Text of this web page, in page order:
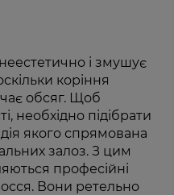
і змушує
коріння
обсяг. Щоб
необхідно підібрати
якого спрямована
залоз. З цим
професійні
Вони ретельно